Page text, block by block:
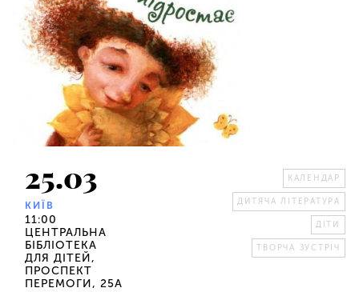
25.03
КИЇВ
11:00
ЦЕНТРАЛЬНА
БІБЛІОТЕКА
ДЛЯ ДІТЕЙ,
ПРОСПЕКТ
ПЕРЕМОГИ, 25А
КАЛЕНДАР
ДИТЯЧА ЛІТЕРАТУРА
ДІТИ
ТВОРЧА ЗУСТРІЧ